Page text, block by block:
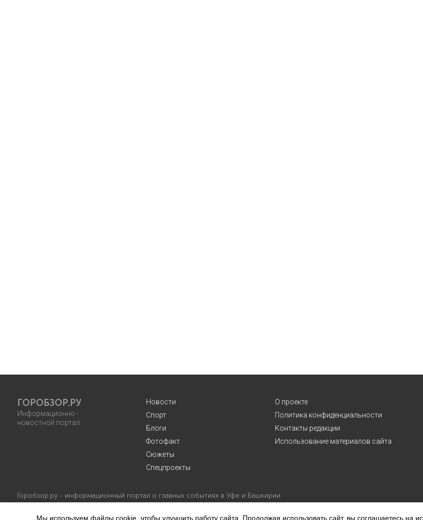
ГОРОБЗОР.РУ
Информационно -
новостной портал
Новости
Спорт
Блоги
Фотофакт
Сюжеты
Спецпроекты
О проекте
Политика конфиденциальности
Контакты редакции
Использование материалов сайта
Горобзор.ру - информационный портал о главных событиях в Уфе и Башкирии
Мы используем файлы cookie, чтобы улучшить работу сайта. Продолжая использовать сайт, вы соглашаетесь на